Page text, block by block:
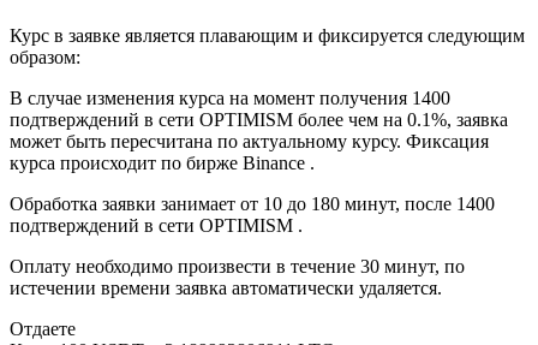
Курс в заявке является плавающим и фиксируется следующим
образом:
В случае изменения курса на момент получения 1400
подтверждений в сети OPTIMISM более чем на 0.1%, заявка
может быть пересчитана по актуальному курсу. Фиксация
курса происходит по бирже Binance .
Обработка заявки занимает от 10 до 180 минут, после 1400
подтверждений в сети OPTIMISM .
Оплату необходимо произвести в течение 30 минут, по
истечении времени заявка автоматически удаляется.
Отдаете